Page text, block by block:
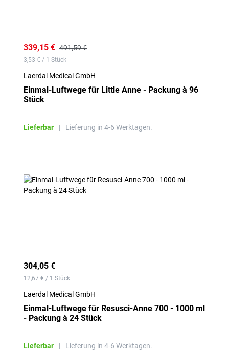
339,15 € 491,59 €
3,53 € / 1 Stück
Laerdal Medical GmbH
Einmal-Luftwege für Little Anne - Packung à 96
Stück
Lieferbar | Lieferung in 4-6 Werktagen.
304,05 €
12,67 € / 1 Stück
Laerdal Medical GmbH
Einmal-Luftwege für Resusci-Anne 700 - 1000 ml
- Packung à 24 Stück
Lieferbar | Lieferung in 4-6 Werktagen.